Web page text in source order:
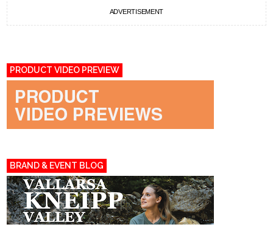
ADVERTISEMENT
PRODUCT VIDEO PREVIEW
BRAND & EVENT BLOG